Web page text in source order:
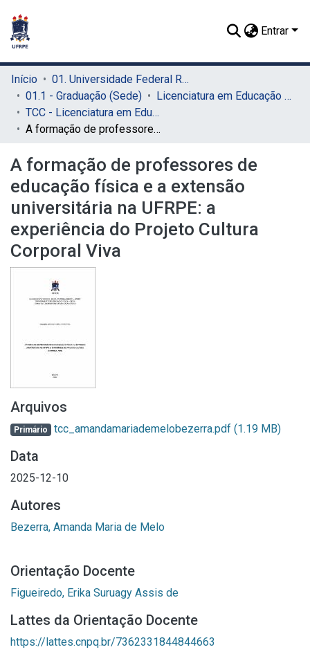
Entrar
Início
01. Universidade Federal Rural de Pernambuco - UFRPE (Sede)
01.1 - Graduação (Sede)
Licenciatura em Educação Física (Sede)
TCC - Licenciatura em Educação Física (Sede)
A formação de professores de educação física e a extensão universitária na UFRPE: a experiência do Projeto Cultura Corporal Viva
A formação de professores de
educação física e a extensão
universitária na UFRPE: a
experiência do Projeto Cultura
Corporal Viva
Arquivos
Primário tcc_amandamariademelobezerra.pdf (1.19 MB)
Data
2025-12-10
Autores
Bezerra, Amanda Maria de Melo
Orientação Docente
Figueiredo, Erika Suruagy Assis de
Lattes da Orientação Docente
https://lattes.cnpq.br/7362331844844663